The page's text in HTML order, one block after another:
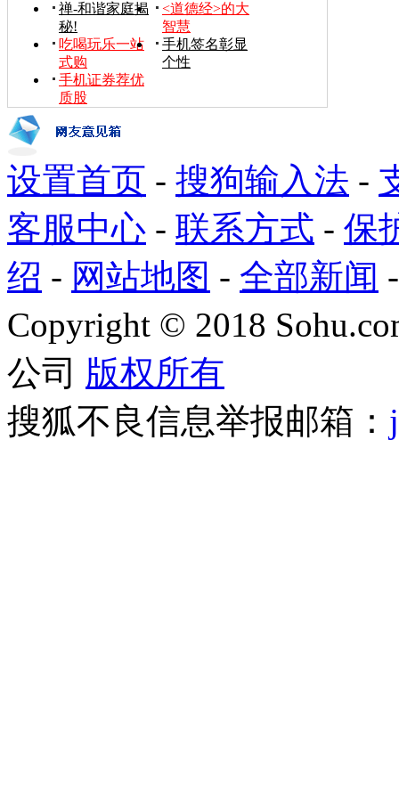
禅-和谐家庭揭
秘!
<道德经>的大
智慧
吃喝玩乐一站
式购
手机签名彰显
个性
手机证券荐优
质股
设置首页 - 搜狗输入法 -
客服中心 - 联系方式 - 保
绍 - 网站地图 - 全部新闻
Copyright © 2018
公司 版权所有
搜狐不良信息举报邮箱：